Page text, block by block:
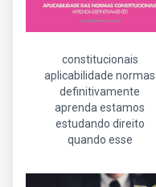
constitucionais
aplicabilidade normas
definitivamente
aprenda estamos
estudando direito
quando esse